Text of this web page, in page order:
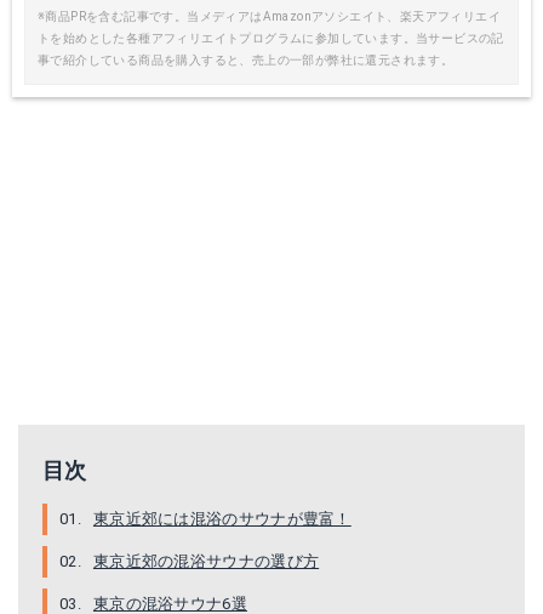
※商品PRを含む記事です。当メディアはAmazonアソシエイト、楽天アフィリエイ
トを始めとした各種アフィリエイトプログラムに参加しています。当サービスの記
事で紹介している商品を購入すると、売上の一部が弊社に還元されます。
目次
東京近郊には混浴のサウナが豊富！
東京近郊の混浴サウナの選び方
東京の混浴サウナ6選